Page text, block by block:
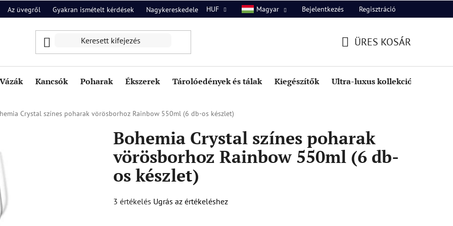
Az üvegről Gyakran ismételt kérdések Nagykereskedelem Rólunk Kapcsolat
HUF Magyar Bejelentkezés Regisztráció
ÜRES KOSÁR
Vázák Kancsók Poharak Ékszerek Tárolóedények és tálak Kiegészítők Ultra-luxus kollekció
Crystal színes poharak vörösborhoz Rainbow 550ml (6 db-os készlet)
Bohemia Crystal színes poharak
vörösborhoz Rainbow 550ml (6 db-
os készlet)
A
3 értékelés Ugrás az értékeléshez